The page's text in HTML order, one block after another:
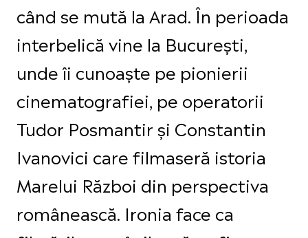
când se mută la Arad. În perioada
interbelică vine la București,
unde îi cunoaște pe pionierii
cinematografiei, pe operatorii
Tudor Posmantir și Constantin
Ivanovici care filmaseră istoria
Marelui Război din perspectiva
românească. Ironia face ca